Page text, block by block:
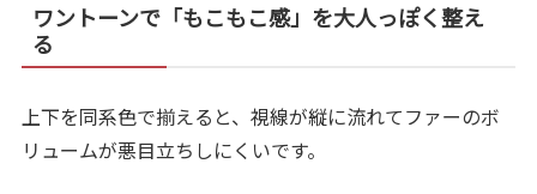
ワントーンで「もこもこ感」を大人っぽく整え
る
上下を同系色で揃えると、視線が縦に流れてファーのボ
リュームが悪目立ちしにくいです。